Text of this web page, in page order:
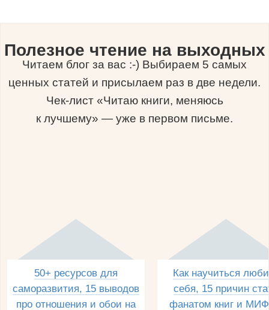
Полезное чтение на выходных
Читаем блог за вас :-) Выбираем 5 самых
ценных статей и присылаем раз в две недели.
Чек-лист «Читаю книги, меняюсь
к лучшему» — уже в первом письме.
50+ ресурсов для
саморазвития, 15 выводов
про отношения и обои на
Как научиться
себя, 15 причин
фанатом книг и